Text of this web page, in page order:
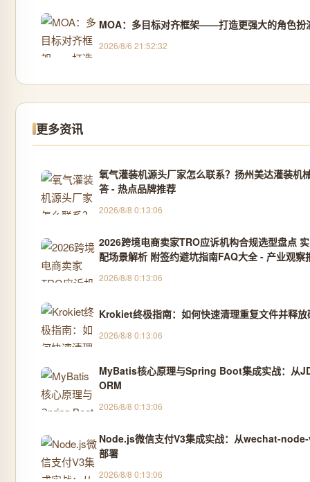
MOA：多目标对齐框架——打造更强大的角色扮
2026/8/6 21:52:32
更多资讯
氧气灌装机源头厂家怎么联系？扬州美达灌装机
答 - 热点品牌推荐
2026/8/8 0:13:06
2026跨境电商卖家TRO应诉机构合规选型盘点
配场景解析 附签约避坑指南FAQ大全 - 产业观察
2026/8/8 0:13:06
Krokiet终极指南：如何快速清理重复文件并释放
2026/8/8 0:13:06
MyBatis核心原理与Spring Boot集成实战：从
ORM
2026/8/8 0:13:06
Node.js微信支付V3集成实战：从wechat-
部署
2026/8/8 0:13:06